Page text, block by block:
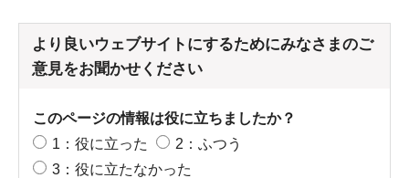
より良いウェブサイトにするためにみなさまのご
意見をお聞かせください
このページの情報は役に立ちましたか？
1：役に立った
2：ふつう
3：役に立たなかった